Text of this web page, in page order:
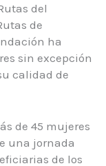
del
de
ha
sin excepción
calidad de
de 45 mujeres
una jornada
de los